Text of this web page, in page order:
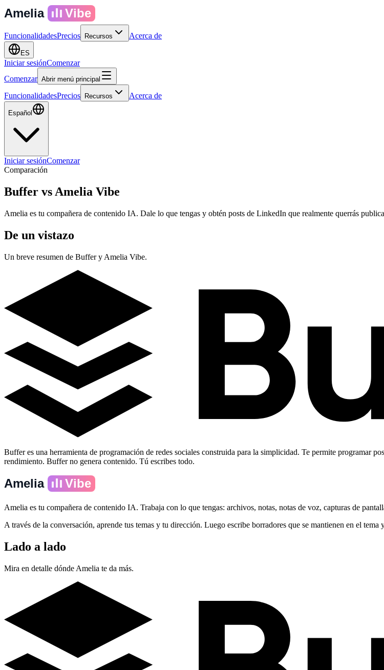
Amelia Vibe
FuncionalidadesPrecios Recursos Acerca de
ES
Iniciar sesiónComenzar
Comenzar Abrir menú principal
FuncionalidadesPrecios Recursos Acerca de
Español
Iniciar sesiónComenzar
Comparación
Buffer vs Amelia Vibe
Amelia es tu compañera de contenido IA. Dale lo que tengas y obtén posts de LinkedIn que realmente querrás
De un vistazo
Un breve resumen de Buffer y Amelia Vibe.
Buffer es una herramienta de programación de redes sociales construida para la simplicidad. Te permite programar
rendimiento. Buffer no genera contenido. Tú escribes todo.
Amelia Vibe
Amelia es tu compañera de contenido IA. Trabaja con lo que tengas: archivos, notas, notas de voz, capturas de
A través de la conversación, aprende tus temas y tu dirección. Luego escribe borradores que se mantienen en el tema
Lado a lado
Mira en detalle dónde Amelia te da más.